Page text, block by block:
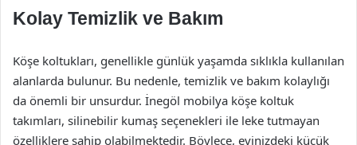
Kolay Temizlik ve Bakım
Köşe koltukları, genellikle günlük yaşamda sıklıkla kullanılan
alanlarda bulunur. Bu nedenle, temizlik ve bakım kolaylığı
da önemli bir unsurdur. İnegöl mobilya köşe koltuk
takımları, silinebilir kumaş seçenekleri ile leke tutmayan
özelliklere sahip olabilmektedir. Böylece, evinizdeki küçük